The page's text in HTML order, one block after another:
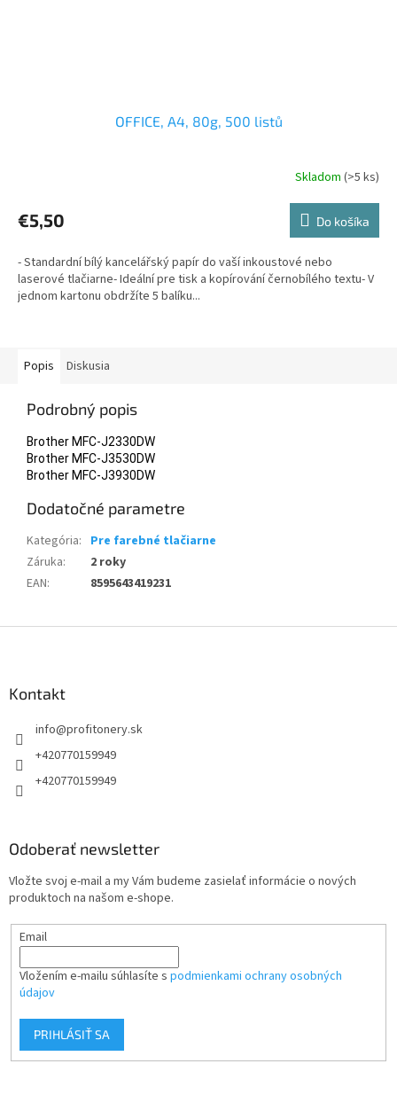
OFFICE, A4, 80g, 500 listů
Skladom (>5 ks)
€5,50 Do košíka
- Standardní bílý kancelářský papír do vaší inkoustové nebo
laserové tlačiarne- Ideální pre tisk a kopírování černobílého textu- V
jednom kartonu obdržíte 5 balíku...
Popis Diskusia
Podrobný popis
Brother MFC-J2330DW
Brother MFC-J3530DW
Brother MFC-J3930DW
Dodatočné parametre
Kategória: Pre farebné tlačiarne
Záruka:
2 roky
EAN: 8595643419231
Kontakt
info@profitonery.sk
+420770159949
+420770159949
Odoberať newsletter
Vložte svoj e-mail a my Vám budeme zasielať informácie o nových
produktoch na našom e-shope.
Email
Vložením e-mailu súhlasíte s podmienkami ochrany osobných
údajov
PRIHLÁSIŤ SA